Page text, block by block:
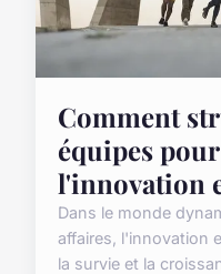
Comment
équipes
l'innovation
Dans le monde
affaires, l'innovation
la survie et la